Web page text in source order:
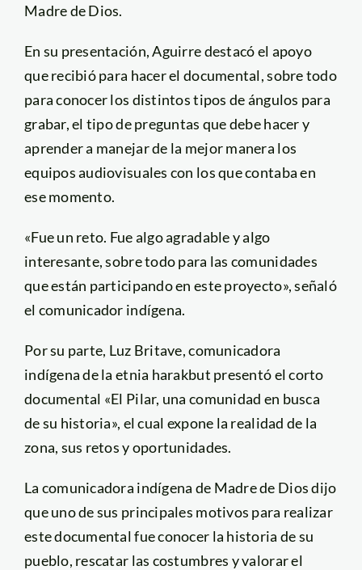
Madre de Dios.
En su presentación, Aguirre destacó el apoyo
que recibió para hacer el documental, sobre todo
para conocer los distintos tipos de ángulos para
grabar, el tipo de preguntas que debe hacer y
aprender a manejar de la mejor manera los
equipos audiovisuales con los que contaba en
ese momento.
«Fue un reto. Fue algo agradable y algo
interesante, sobre todo para las comunidades
que están participando en este proyecto», señaló
el comunicador indígena.
Por su parte, Luz Britave, comunicadora
indígena de la etnia harakbut presentó el corto
documental «El Pilar, una comunidad en busca
de su historia», el cual expone la realidad de la
zona, sus retos y oportunidades.
La comunicadora indígena de Madre de Dios dijo
que uno de sus principales motivos para realizar
este documental fue conocer la historia de su
pueblo, rescatar las costumbres y valorar el